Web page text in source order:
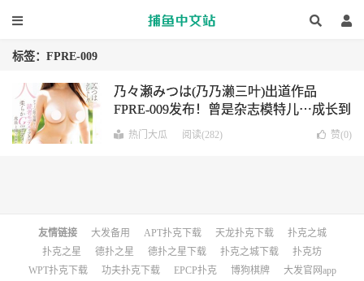
标签：FPRE-009
乃々瀬みつは(乃乃濑三叶)出道作品
FPRE-009发布！曾是杂志模特儿⋯成长到
G罩杯又经验很少的她一出道就被玩爆
热门大瓜 阅读(282) 赞(0)
友情链接 大发备用 APT扑克下载 天龙扑克下载
扑克之城
扑克之星
德扑之星 德扑之星下载 扑克之城下载
扑克坊
WPT扑克下载
功夫扑克下载 EPCP扑克 博狗棋牌
大发官网app